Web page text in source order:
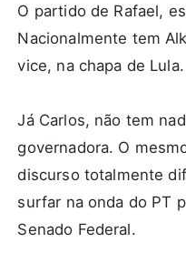
O partido de Rafael,
Nacionalmente tem
vice, na chapa de Lula.
Já Carlos, não tem
governadora. O
discurso totalmente
surfar na onda do PT
Senado Federal.